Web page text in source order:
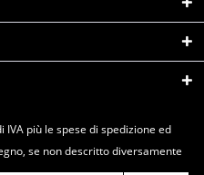
più le spese di spedizione ed
se non descritto diversamente